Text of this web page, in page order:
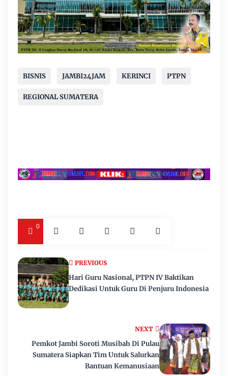
BISNIS JAMBI24JAM KERINCI PTPN
REGIONAL SUMATERA
0
NEXT
Pemkot Jambi Soroti Musibah Di Pulau
Sumatera Siapkan Tim Untuk Salurkan
Bantuan Kemanusiaan
PREVIOUS
Hari Guru Nasional, PTPN IV Baktikan
Dedikasi Untuk Guru Di Penjuru Indonesia